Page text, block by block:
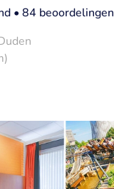
• 84 beoordelingen